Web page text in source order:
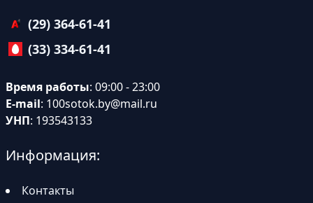
(29) 364-61-41
(33) 334-61-41
Время работы: 09:00 - 23:00
E-mail: 100sotok.by@mail.ru
УНП: 193543133
Информация:
Контакты